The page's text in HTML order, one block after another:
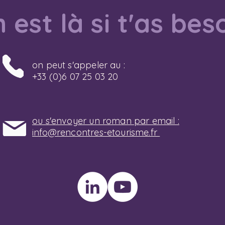
est là si t'as
on peut s'appeler au :
+33 (0)6 07 25 03 20
ou s'envoyer un roman par email :
info@rencontres-etourisme.fr